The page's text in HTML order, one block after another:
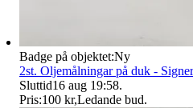
Badge på objektet:Ny
2st. Oljemålningar på duk -
Sluttid16 aug 19:58.
Pris:100 kr,Ledande bud.